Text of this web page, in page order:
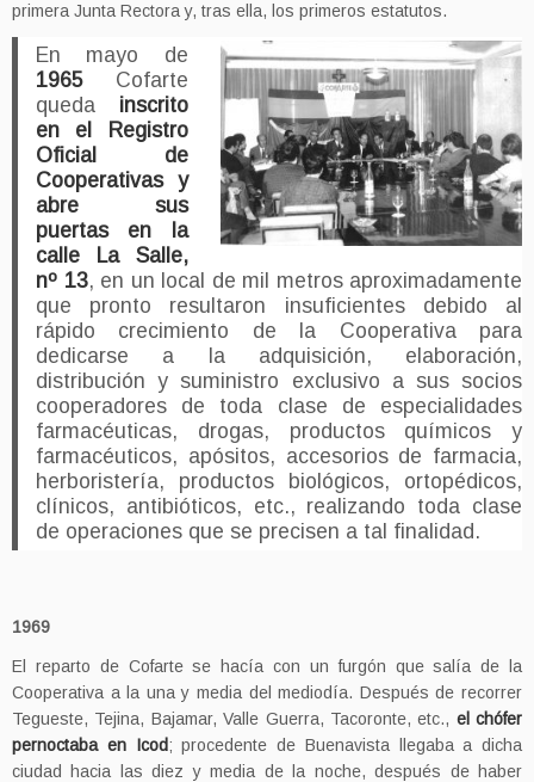
primera Junta Rectora y, tras ella, los primeros estatutos.
En mayo de
1965 Cofarte
queda inscrito
en el Registro
Oficial de
Cooperativas y
abre sus
puertas en la
calle La Salle,
nº 13, en un local de mil metros aproximadamente
que pronto resultaron insuficientes debido al
rápido crecimiento de la Cooperativa para
dedicarse a la adquisición, elaboración,
distribución y suministro exclusivo a sus socios
cooperadores de toda clase de especialidades
farmacéuticas, drogas, productos químicos y
farmacéuticos, apósitos, accesorios de farmacia,
herboristería, productos biológicos, ortopédicos,
clínicos, antibióticos, etc., realizando toda clase
de operaciones que se precisen a tal finalidad.
1969
El reparto de Cofarte se hacía con un furgón que salía de la
Cooperativa a la una y media del mediodía. Después de recorrer
Tegueste, Tejina, Bajamar, Valle Guerra, Tacoronte, etc., el chófer
pernoctaba en Icod; procedente de Buenavista llegaba a dicha
ciudad hacia las diez y media de la noche, después de haber